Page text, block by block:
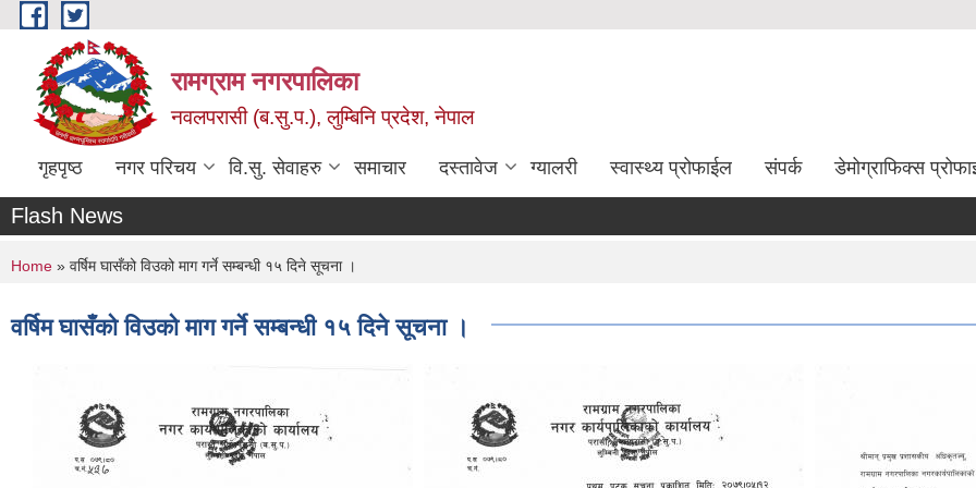
Skip to main content
रामग्राम नगरपालिका
नवलपरासी (ब.सु.प.), लुम्बिनि प्रदेश, नेपाल
गृहपृष्ठ नगर परिचय वि.सु. सेवाहरु समाचार दस्तावेज ग्यालरी स्वास्थ्य प्रोफाईल संपर्क डेमोग्राफिक्स
Flash News
You are here
Home » वर्षिम घासँको विउको माग गर्ने सम्बन्धी १५ दिने सूचना ।
वर्षिम घासँको विउको माग गर्ने सम्बन्धी १५ दिने सूचना ।